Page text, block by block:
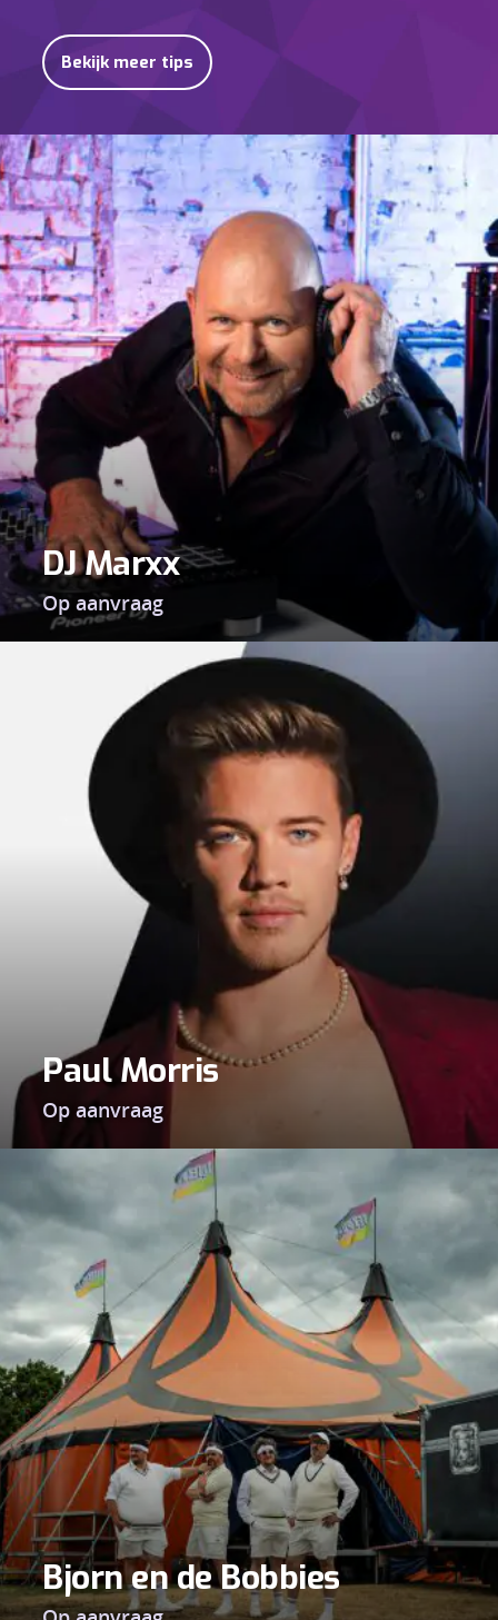
Bekijk meer tips
DJ Marxx
Op aanvraag
Paul Morris
Op aanvraag
Bjorn en de Bobbies